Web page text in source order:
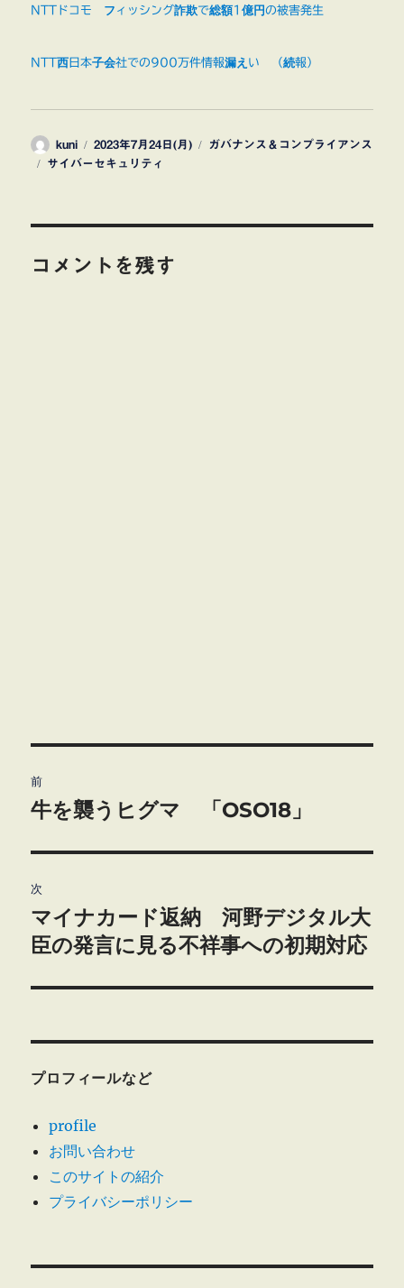
NTTドコモ フィッシング詐欺で総額1億円の被害発生
NTT西日本子会社での900万件情報漏えい （続報）
投
稿
kuni
投
稿
2023年7月24日(月)
カ
ガバナンス＆コンプライアンス
タ
サイバーセキュリティ
コメントを残す
稿
ビ
ゲ
ー
シ
ン
前
前
投
稿:
牛を襲うヒグマ 「OSO18」
次
次
の
稿:
マイナカード返納 河野デジタル大
臣の発言に見る不祥事への初期対応
プロフィールなど
profile
お問い合わせ
このサイトの紹介
プライバシーポリシー